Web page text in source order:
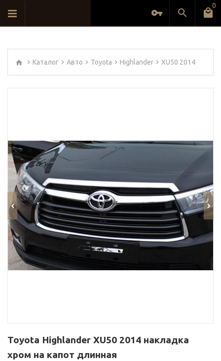
0
Каталог Авто Toyota Highlander XU50 2014
Toyota Highlander XU50 2014 накладка
хром на капот длинная